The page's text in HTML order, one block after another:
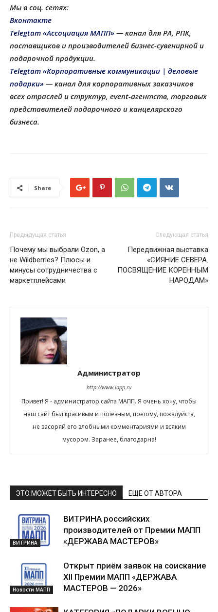
Мы в соц. сетях:
Вконтакте
Telegtam «Ассоциация МАПП» — канал для РА, РПК,
поставщиков и производителей бизнес-сувенирной и
подарочной продукции.
Telegtam «Корпоративные коммуникации | деловые
подарки» — канал для корпоративных заказчиков
всех отраслей и структур, еvent-агентств, торговых
представителей подарочного и канцелярского
бизнеса.
Share
Предыдущая статья
Почему мы выбрали Ozon, а
не Wildberries? Плюсы и
минусы сотрудничества с
маркетплейсами
Следующая статья
Передвижная выставка
«СИЯНИЕ СЕВЕРА.
ПОСВЯЩЕНИЕ КОРЕННЫМ
НАРОДАМ»
Администратор
http://www.iapp.ru
Привет! Я - администратор сайта МАПП. Я очень хочу, чтобы
наш сайт был красивым и полезным, поэтому, пожалуйста,
не засоряй его злобными комментариями и всяким
мусором. Заранее, благодарна!
ЭТО МОЖЕТ БЫТЬ ИНТЕРЕСНО ЕЩЕ ОТ АВТОРА
ВИТРИНА
ВИТРИНА российских
производителей от Премии МАПП
«ДЕРЖАВА МАСТЕРОВ»
Новости МАПП
Открыт приём заявок на соискание
XII Премии МАПП «ДЕРЖАВА
МАСТЕРОВ — 2026»